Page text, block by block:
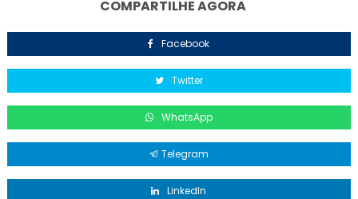
COMPARTILHE AGORA
Facebook
Twitter
WhatsApp
Telegram
LinkedIn